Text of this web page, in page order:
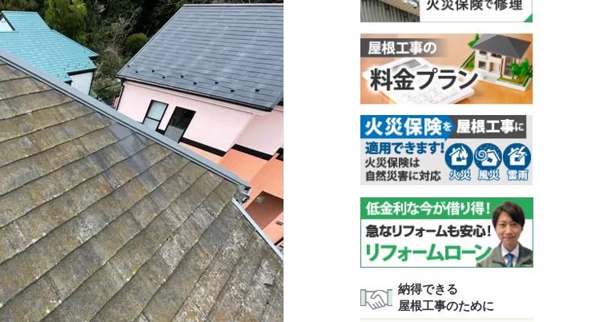
納得できる
屋根工事のために